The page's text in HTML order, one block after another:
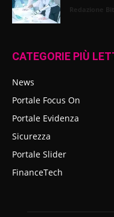
CATEGORIE PIÙ
News
Portale Focus On
Portale Evidenza
Sicurezza
Portale Slider
FinanceTech